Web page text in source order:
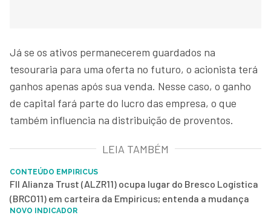
Já se os ativos permanecerem guardados na
tesouraria para uma oferta no futuro, o acionista terá
ganhos apenas após sua venda. Nesse caso, o ganho
de capital fará parte do lucro das empresa, o que
também influencia na distribuição de proventos.
LEIA TAMBÉM
CONTEÚDO EMPIRICUS
FII Alianza Trust (ALZR11) ocupa lugar do Bresco Logística
(BRCO11) em carteira da Empiricus; entenda a mudança
NOVO INDICADOR